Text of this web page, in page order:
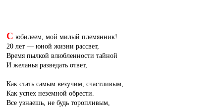
С юбилеем, мой милый племянник!
20 лет — юной жизни рассвет,
Время пылкой влюбленности тайной
И желанья разведать ответ,
Как стать самым везучим, счастливым,
Как успех неземной обрести.
Все узнаешь, не будь торопливым,